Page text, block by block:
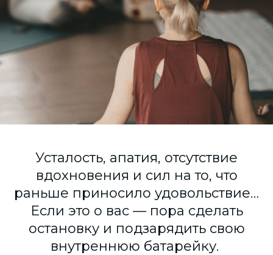
Усталость, апатия, отсутствие
вдохновения и сил на то, что
раньше приносило удовольствие…
Если это о вас — пора сделать
остановку и подзарядить свою
внутреннюю батарейку.
Согласие на обработку персональных данных
СОГЛАСИЕ на получение рекламных сообщений и
информации Пользователя МИРА ID
Помощь
Политика и соглашение на обработку